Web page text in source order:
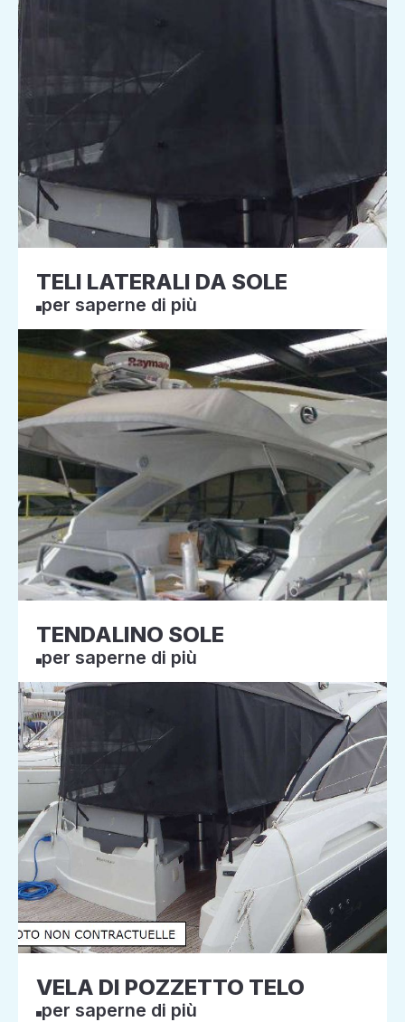
TELI LATERALI DA SOLE
per saperne di più
TENDALINO SOLE
per saperne di più
VELA DI POZZETTO TELO
per saperne di più